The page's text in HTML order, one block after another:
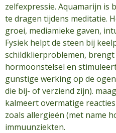
zelfexpressie. Aquamarijn is
te dragen tijdens meditatie.
groei, mediamieke gaven,
Fysiek helpt de steen bij
schildklierproblemen,
hormoonstelsel en
gunstige werking op de
die bij- of verziend zijn).
kalmeert overmatige
zoals allergieën (met name
immuunziekten.